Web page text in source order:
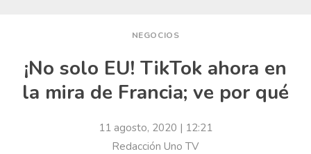
NEGOCIOS
¡No solo EU! TikTok ahora en
la mira de Francia; ve por qué
11 agosto, 2020 | 12:21
Redacción Uno TV